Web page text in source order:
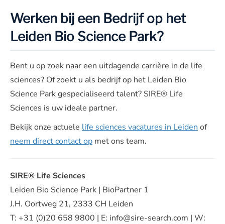
Werken bij een Bedrijf op het
Leiden Bio Science Park?
Bent u op zoek naar een uitdagende carrière in de life
sciences? Of zoekt u als bedrijf op het Leiden Bio
Science Park gespecialiseerd talent? SIRE® Life
Sciences is uw ideale partner.
Bekijk onze actuele life sciences vacatures in Leiden of
neem direct contact op met ons team.
SIRE® Life Sciences
Leiden Bio Science Park | BioPartner 1
J.H. Oortweg 21, 2333 CH Leiden
T: +31 (0)20 658 9800 | E: info@sire-search.com | W: